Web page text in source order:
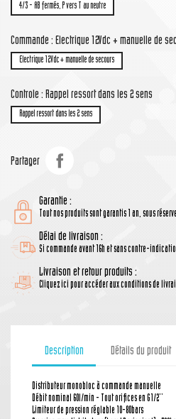
4/3 - AB fermés, P vers T au neutre
Commande : Electrique 12Vdc + manuelle de
Electrique 12Vdc + manuelle de secours
Controle : Rappel ressort dans les 2 sens
Rappel ressort dans les 2 sens
Partager
Garantie :
Tout nos produits sont garantis 1 an, sous
Délai de livraison :
Si commande avant 16h et sans contre-
Livraison et retour produits :
Cliquez ici pour accéder aux conditions de
Description Détails du produit
Distributeur monobloc à commande manuelle
Débit nominal 60l/min - Tout orifices en G1/2''
Limiteur de pression réglable 10-80bars